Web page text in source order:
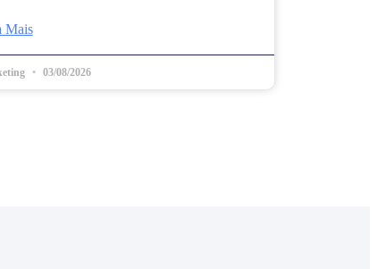
Mais
03/08/2026